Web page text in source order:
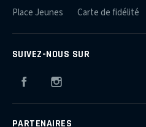
Place Jeunes
Carte de fidélité
SUIVEZ-NOUS SUR
Facebook
PARTENAIRES